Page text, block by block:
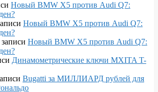
Новый BMW X5 против Audi Q7:
Новый BMW X5 против Audi Q7:
Новый BMW X5 против Audi Q7:
Динамометрические ключи MXITA T-
Bugatti за МИЛЛИАРД рублей для